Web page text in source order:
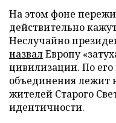
На этом фоне
действительно
Неслучайно
назвалЕвропу
цивилизации. По
объединения лежит
жителей Старого
идентичности.